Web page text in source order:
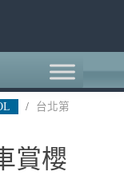
/
台北第
賞櫻